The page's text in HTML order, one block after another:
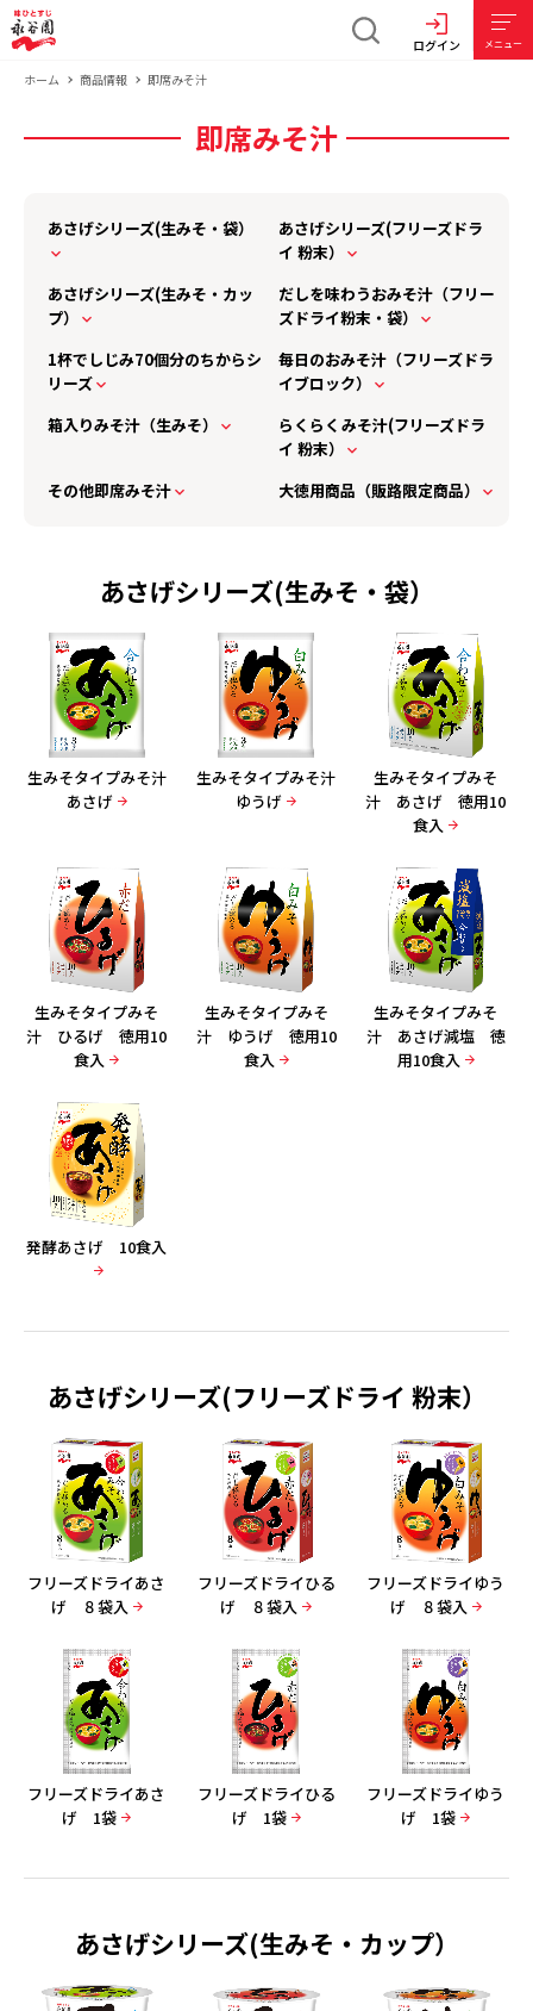
ログイン メニュー
ホーム 商品情報 即席みそ汁
即席みそ汁
あさげシリーズ(生みそ・袋）
あさげシリーズ(フリーズドラ
イ 粉末）
あさげシリーズ(生みそ・カッ
プ）
だしを味わうおみそ汁（フリー
ズドライ粉末・袋）
1杯でしじみ70個分のちからシ
リーズ
毎日のおみそ汁（フリーズドラ
イブロック）
箱入りみそ汁（生みそ）
らくらくみそ汁(フリーズドラ
イ 粉末）
その他即席みそ汁
大徳用商品（販路限定商品）
あさげシリーズ(生みそ・袋）
生みそタイプみそ汁
あさげ
生みそタイプみそ汁
ゆうげ
生みそタイプみそ
汁 あさげ 徳用10
食入
生みそタイプみそ
汁 ひるげ 徳用10
食入
生みそタイプみそ
汁 ゆうげ 徳用10
食入
生みそタイプみそ
汁 あさげ減塩 徳
用10食入
発酵あさげ 10食入
あさげシリーズ(フリーズドライ 粉末）
フリーズドライあさ
げ ８袋入
フリーズドライひる
げ ８袋入
フリーズドライゆう
げ ８袋入
フリーズドライあさ
げ 1袋
フリーズドライひる
げ 1袋
フリーズドライゆう
げ 1袋
あさげシリーズ(生みそ・カップ）